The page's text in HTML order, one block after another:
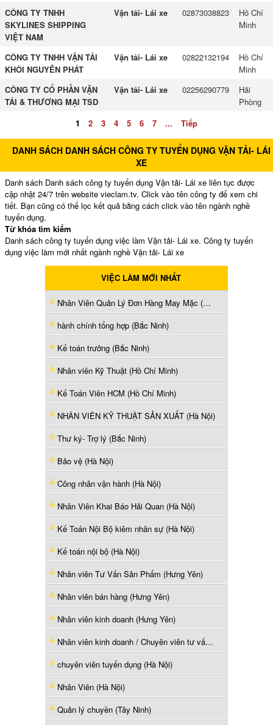
CÔNG TY TNHH
SKYLINES SHIPPING
VIỆT NAM
Vận tải- Lái xe 02873038823
Hồ Chí
Minh
CÔNG TY TNHH VẬN TẢI
KHÔI NGUYÊN PHÁT
Vận tải- Lái xe 02822132194
Hồ Chí
Minh
CÔNG TY CỔ PHẦN VẬN
TẢI & THƯƠNG MẠI TSD
Vận tải- Lái xe 02256290779
Hải
Phòng
1
2 3 4 5 6 7 ... Tiếp
DANH SÁCH DANH SÁCH CÔNG TY TUYỂN DỤNG VẬN TẢI- LÁI
XE
Danh sách Danh sách công ty tuyển dụng Vận tải- Lái xe liên tục được
cập nhật 24/7 trên website vieclam.tv. Click vào tên công ty để xem chi
tiết. Bạn cũng có thể lọc kết quả bằng cách click vào tên ngành nghề
tuyển dụng.
Từ khóa tìm kiếm
Danh sách công ty tuyển dụng việc làm Vận tải- Lái xe. Công ty tuyển
dụng việc làm mới nhất ngành nghề Vận tải- Lái xe
VIỆC LÀM MỚI NHẤT
Nhân Viên Quản Lý Đơn Hàng May Mặc (Hưng Yên)
hành chính tổng hợp (Bắc Ninh)
Kế toán trưởng (Bắc Ninh)
Nhân viên Kỹ Thuật (Hồ Chí Minh)
Kế Toán Viên HCM (Hồ Chí Minh)
NHÂN VIÊN KỸ THUẬT SẢN XUẤT (Hà Nội)
Thư ký- Trợ lý (Bắc Ninh)
Bảo vệ (Hà Nội)
Công nhân vận hành (Hà Nội)
Nhân Viên Khai Báo Hải Quan (Hà Nội)
Kế Toán Nội Bộ kiêm nhân sự (Hà Nội)
Kế toán nội bộ (Hà Nội)
Nhân viên Tư Vấn Sản Phẩm (Hưng Yên)
Nhân viên bán hàng (Hưng Yên)
Nhân viên kinh doanh (Hưng Yên)
Nhân viên kinh doanh / Chuyên viên tư vấn phần mềm (Hà Nội)
chuyên viên tuyển dụng (Hà Nội)
Nhân Viên (Hà Nội)
Quản lý chuyền (Tây Ninh)